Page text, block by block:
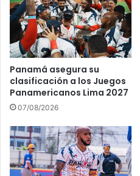
e
s
i
g
a
s
E
i
n
a
r
D
c
o
t
o
l
n
e
n
r
Panamá asegura su
clasificación a los Juegos
Panamericanos Lima 2027
07/08/2026